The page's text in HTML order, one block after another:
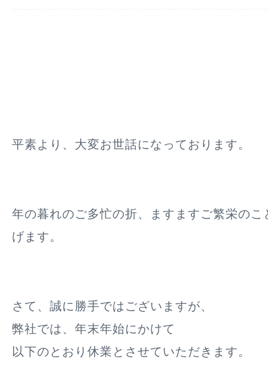
平素より、大変お世話になっております。
年の暮れのご多忙の折、ますますご繁栄のこ
げます。
さて、誠に勝手ではございますが、
弊社では、年末年始にかけて
以下のとおり休業とさせていただきます。